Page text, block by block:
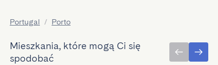
Portugal / Porto
Mieszkania, które mogą Ci się
spodobać